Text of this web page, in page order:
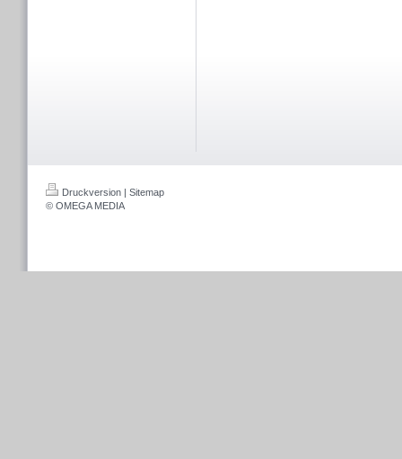
Druckversion | Sitemap
© OMEGA MEDIA